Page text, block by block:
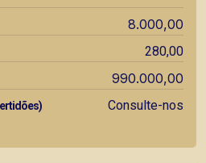
8.000,00
280,00
990.000,00
Consulte-nos